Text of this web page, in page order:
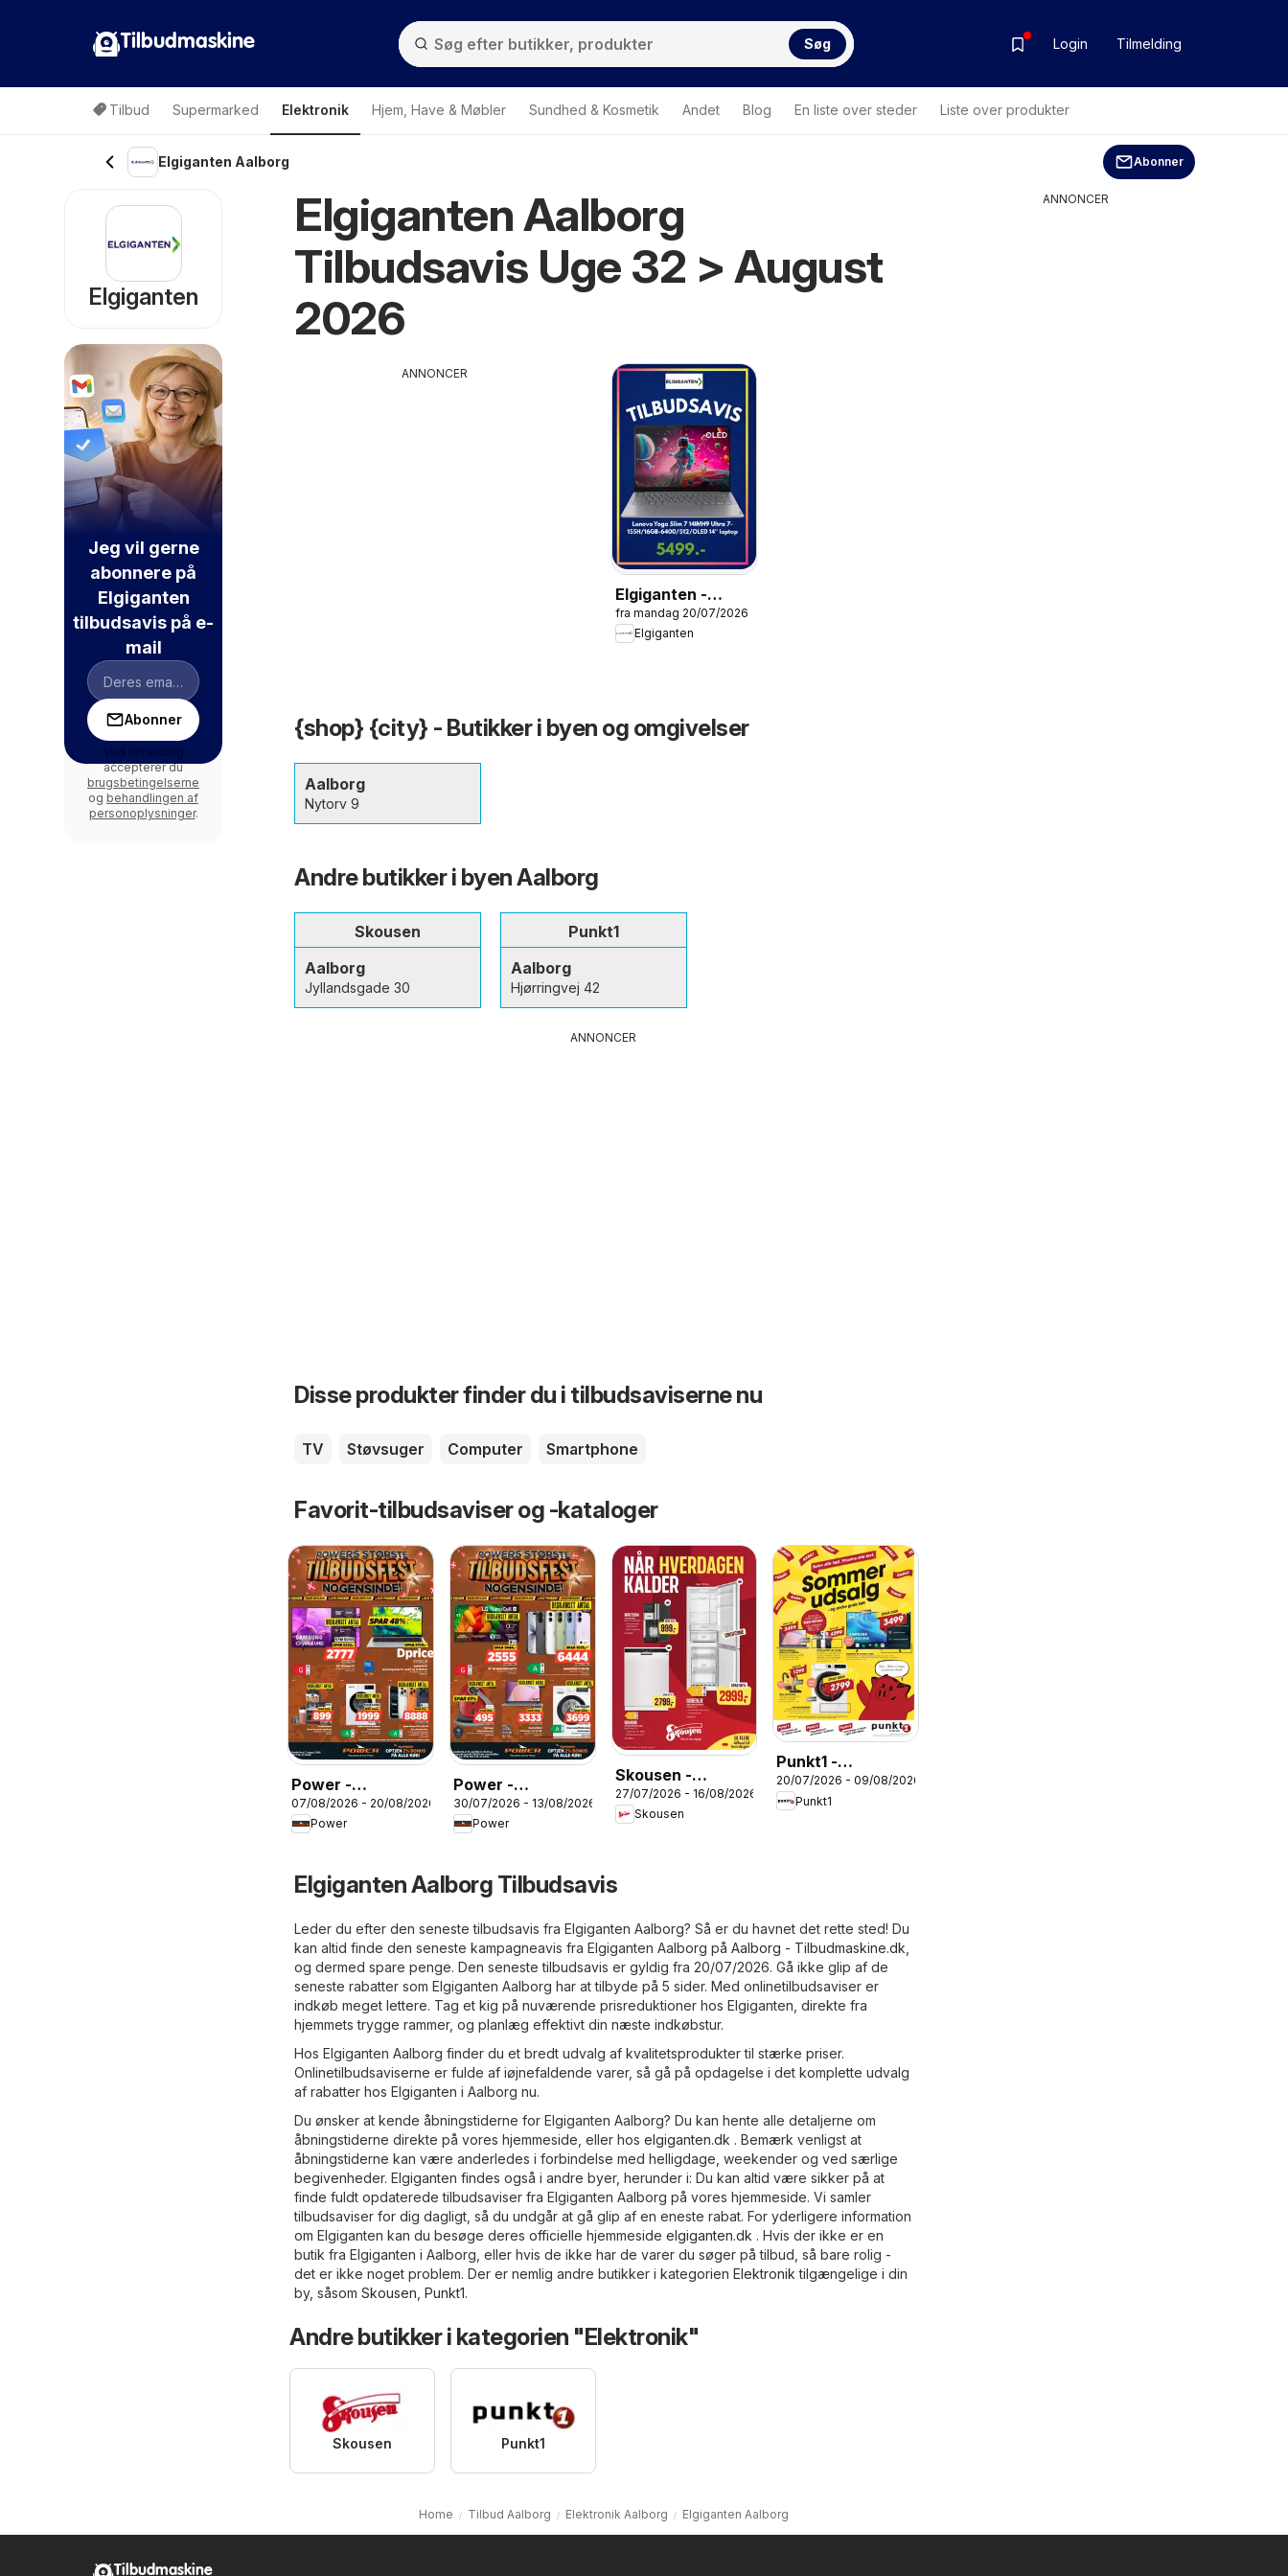
Tilbudmaskine Søg Login Tilmelding
Tilbud Supermarked Elektronik Hjem, Have & Møbler Sundhed & Kosmetik Andet Blog En liste over steder Liste over produkter
Elgiganten Aalborg Abonner
Elgiganten Aalborg
Tilbudsavis Uge 32 > August
2026
ANNONCER
Elgiganten -
Tilbudsavis
fra mandag 20/07/2026
Elgiganten
{shop} {city} - Butikker i byen og omgivelser
Aalborg
Nytorv 9
Andre butikker i byen Aalborg
Skousen
Aalborg
Jyllandsgade 30
Punkt1
Aalborg
Hjørringvej 42
ANNONCER
Disse produkter finder du i tilbudsaviserne nu
TV Støvsuger Computer Smartphone
Favorit-tilbudsaviser og -kataloger
Power -
Tilbudsfest
07/08/2026 - 20/08/2026
Power
Power -
Tilbudsavis
30/07/2026 - 13/08/2026
Power
Skousen -
Tilbudsavis
27/07/2026 - 16/08/2026
Skousen
Punkt1 -
Tilbudsavis
20/07/2026 - 09/08/2026
Punkt1
Elgiganten Aalborg Tilbudsavis
Leder du efter den seneste tilbudsavis fra Elgiganten Aalborg? Så er du havnet det rette sted! Du
kan altid finde den seneste kampagneavis fra Elgiganten Aalborg på Aalborg - Tilbudmaskine.dk
og dermed spare penge. Den seneste tilbudsavis er gyldig fra 20/07/2026. Gå ikke glip af de
seneste rabatter som Elgiganten Aalborg har at tilbyde på 5 sider. Med onlinetilbudsaviser er
indkøb meget lettere. Tag et kig på nuværende prisreduktioner hos Elgiganten, direkte fra
hjemmets trygge rammer, og planlæg effektivt din næste indkøbstur.
Hos Elgiganten Aalborg finder du et bredt udvalg af kvalitetsprodukter til stærke priser.
Onlinetilbudsaviserne er fulde af iøjnefaldende varer, så gå på opdagelse i det komplette udvalg
af rabatter hos Elgiganten i Aalborg nu.
Du ønsker at kende åbningstiderne for Elgiganten Aalborg? Du kan hente alle detaljerne om
åbningstiderne direkte på vores hjemmeside, eller hos elgiganten.dk . Bemærk venligst at
åbningstiderne kan være anderledes i forbindelse med helligdage, weekender og ved særlige
begivenheder. Elgiganten findes også i andre byer, herunder i: Du kan altid være sikker på at
finde fuldt opdaterede tilbudsaviser fra Elgiganten Aalborg på vores hjemmeside. Vi samler
tilbudsaviser for dig dagligt, så du undgår at gå glip af en eneste rabat. For yderligere information
om Elgiganten kan du besøge deres officielle hjemmeside elgiganten.dk . Hvis der ikke er en
butik fra Elgiganten i Aalborg, eller hvis de ikke har de varer du søger på tilbud, så bare rolig -
det er ikke noget problem. Der er nemlig andre butikker i kategorien Elektronik tilgængelige i din
by, såsom Skousen Punkt1.
Andre butikker i kategorien "Elektronik"
Skousen Punkt1
Home Tilbud Aalborg Elektronik Aalborg Elgiganten Aalborg
Elgiganten
Jeg vil gerne
abonnere på
Elgiganten
tilbudsavis på e-
mail
Abonner
Ved tilmelding
accepterer du
brugsbetingelserne
og behandlingen af
personoplysninger.
ANNONCER
Tilbudmaskine